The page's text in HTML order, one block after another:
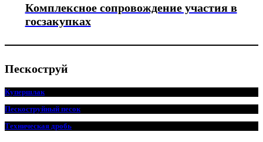
Комплексное сопровождение участия в
госзакупках
Пескоструй
Купершлак
Пескоструйный песок
Техническая дробь